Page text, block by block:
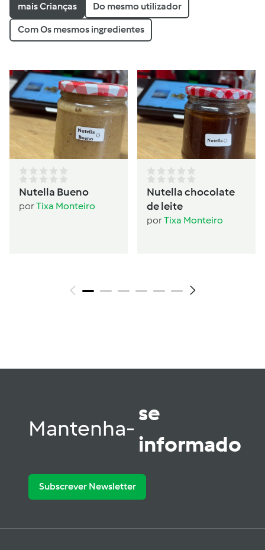
mais Crianças Do mesmo utilizador
Com Os mesmos ingredientes
Nutella Bueno
porTixa Monteiro
Nutella chocolate
de leite
porTixa Monteiro
Mantenha-
se
informado
Subscrever Newsletter